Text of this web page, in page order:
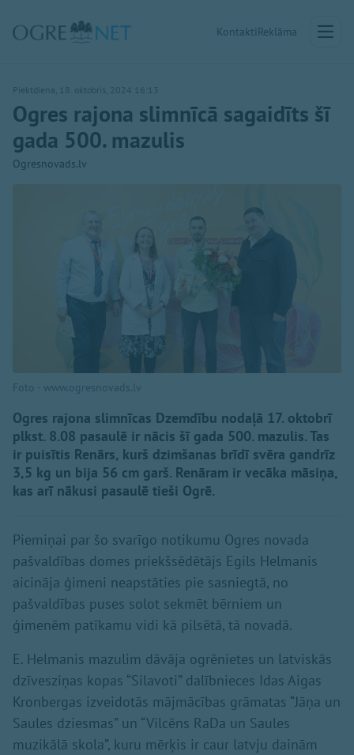
KontaktiReklāma
Piektdiena, 18. oktobris, 2024 16:13
Ogres rajona slimnīcā sagaidīts šī
gada 500. mazulis
Ogresnovads.lv
Foto - www.ogresnovads.lv
Ogres rajona slimnīcas Dzemdību nodaļā 17. oktobrī
plkst. 8.08 pasaulē ir nācis šī gada 500. mazulis. Tas
ir puisītis Renārs, kurš dzimšanas brīdī svēra gandrīz
3,5 kg un bija 56 cm garš. Renāram ir vecāka māsiņa,
kas arī nākusi pasaulē tieši Ogrē.
Piemiņai par šo svarīgo notikumu Ogres novada
pašvaldības domes priekšsēdētājs Egils Helmanis
aicināja ģimeni neapstāties pie sasniegtā, no
pašvaldības puses solot sekmēt bērniem un
ģimenēm patīkamu vidi kā pilsētā, tā novadā.
E. Helmanis mazulim dāvāja ogrēnietes un latviskās
dzīvesziņas kopas “Silavoti” dalībnieces Idas Aigas
Kronbergas izveidotās mājmācības grāmatas “Jāņa un
Saules dziesmas” un “Vilcēns RaDa un Saules
muzikālā skola”, kuru mērķis ir caur latvju dainām